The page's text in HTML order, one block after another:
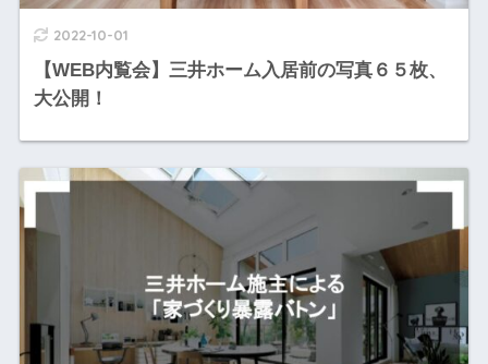
2022-10-01
【WEB内覧会】三井ホーム入居前の写真６５枚、
大公開！